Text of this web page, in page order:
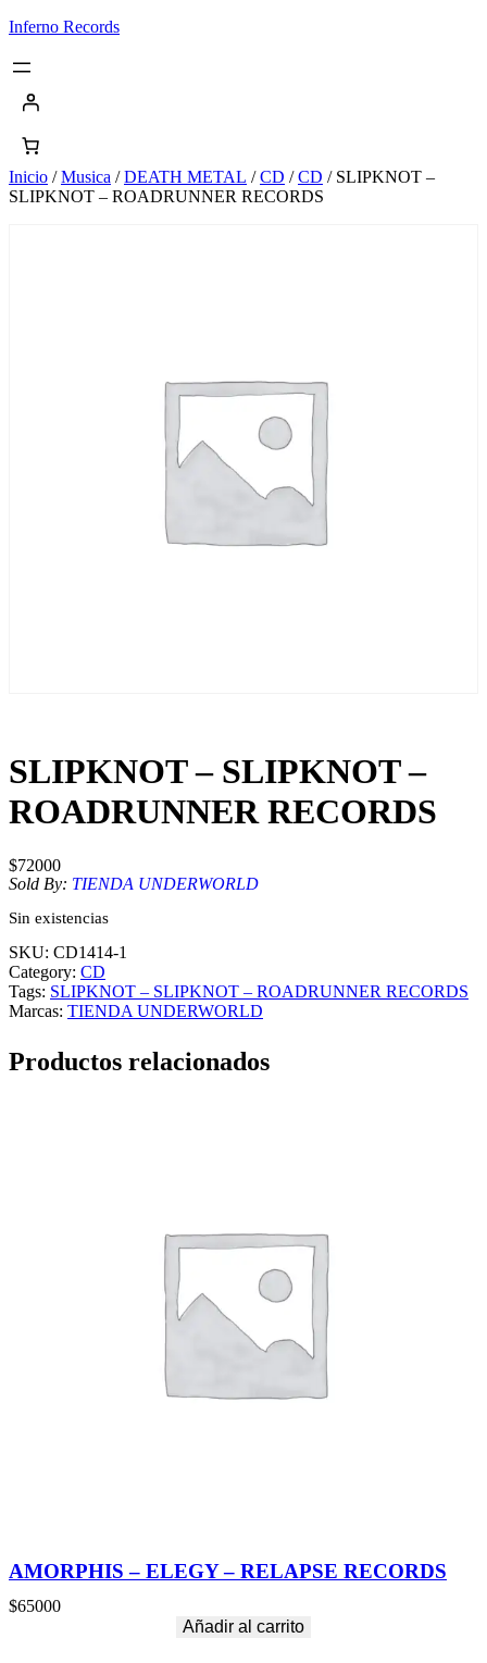
Saltar
contenido
Inferno Records
Inicio /Musica /DEATH METAL /CD /CD / SLIPKNOT –
SLIPKNOT – ROADRUNNER RECORDS
SLIPKNOT – SLIPKNOT –
ROADRUNNER RECORDS
$72000
Sold By: TIENDA UNDERWORLD
Sin existencias
SKU: CD1414-1
Category: CD
Tags: SLIPKNOT – SLIPKNOT – ROADRUNNER RECORDS
Marcas: TIENDA UNDERWORLD
Productos relacionados
AMORPHIS – ELEGY – RELAPSE RECORDS
$65000
Añadir al carrito